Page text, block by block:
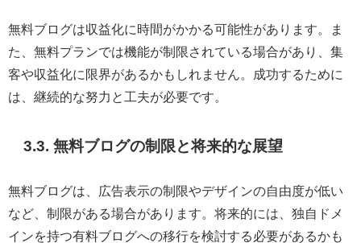
無料ブログは収益化に時間がかかる可能性があります。ま
た、無料プランでは機能が制限されている場合があり、集
客や収益化に限界があるかもしれません。成功するために
は、継続的な努力と工夫が必要です。
3.3. 無料ブログの制限と将来的な展望
無料ブログは、広告表示の制限やデザインの自由度が低い
など、制限がある場合があります。将来的には、独自ドメ
インを持つ有料ブログへの移行を検討する必要があるかも